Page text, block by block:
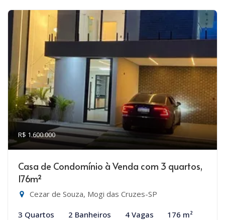
R$ 1.600.000
Casa de Condomínio à Venda com 3 quartos,
176m²
Cezar de Souza, Mogi das Cruzes-SP
3 Quartos 2 Banheiros 4 Vagas 176 m²